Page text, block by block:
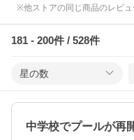
※他ストアの同じ商品のレビュ
181 - 200件 / 528件
星の数